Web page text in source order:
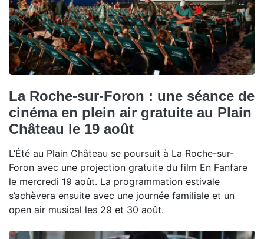
La Roche-sur-Foron : une séance de
cinéma en plein air gratuite au Plain
Château le 19 août
L’Été au Plain Château se poursuit à La Roche-sur-
Foron avec une projection gratuite du film En Fanfare
le mercredi 19 août. La programmation estivale
s’achèvera ensuite avec une journée familiale et un
open air musical les 29 et 30 août.